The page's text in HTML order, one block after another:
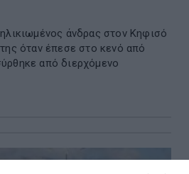
άνδρας στον Κηφισό
όταν έπεσε στο κενό από
από διερχόμενο